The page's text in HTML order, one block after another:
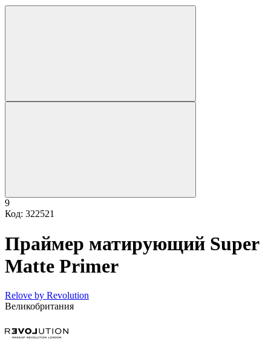
9
Код: 322521
Праймер матирующий Super
Matte Primer
Relove by Revolution
Великобритания